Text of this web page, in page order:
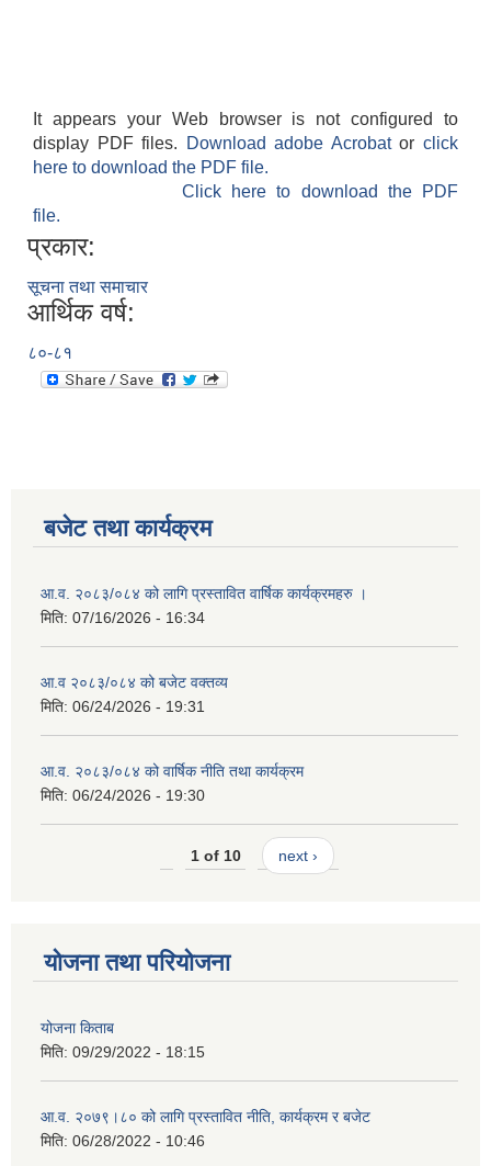
It appears your Web browser is not configured to
display PDF files.
Download adobe Acrobatorclick
here to download the PDF file.
Click here to download the PDF
file.
प्रकार:
सूचना तथा समाचार
आर्थिक वर्ष:
८०-८१
बजेट तथा कार्यक्रम
आ.व. २०८३/०८४ को लागि प्रस्तावित वार्षिक कार्यक्रमहरु ।
मिति: 07/16/2026 - 16:34
आ.व २०८३/०८४ को बजेट वक्तव्य
मिति: 06/24/2026 - 19:31
आ.व. २०८३/०८४ को वार्षिक नीति तथा कार्यक्रम
मिति: 06/24/2026 - 19:30
1 of 10 next ›
योजना तथा परियोजना
योजना किताब
मिति: 09/29/2022 - 18:15
आ.व. २०७९।८० को लागि प्रस्तावित नीति, कार्यक्रम र बजेट
मिति: 06/28/2022 - 10:46